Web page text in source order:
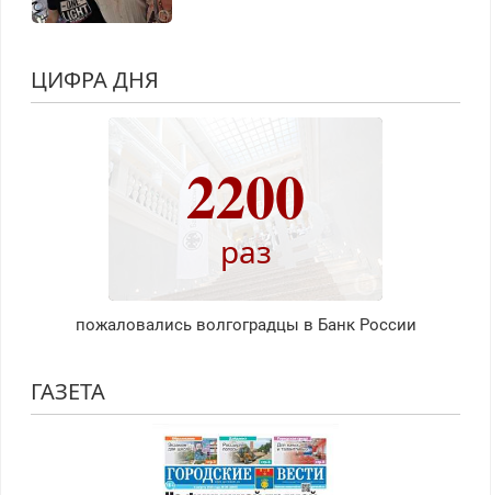
ЦИФРА ДНЯ
2200
раз
пожаловались волгоградцы в Банк России
ГАЗЕТА